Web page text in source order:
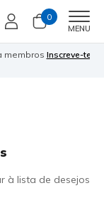
0
MENU
Inscreve-te⭐
à lista de desejos